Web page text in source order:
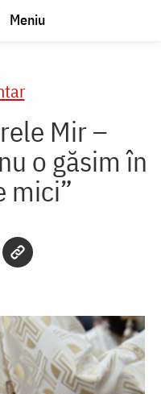
Meniu
Mir –
o găsim în
mici”